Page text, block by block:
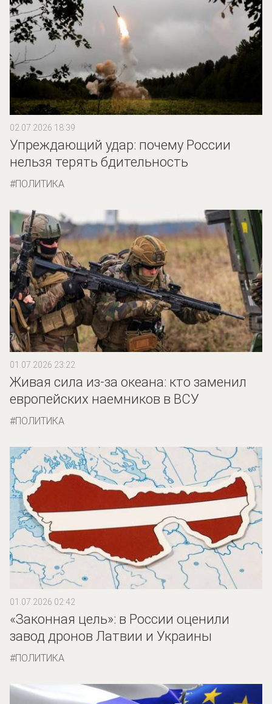
02.07.2026 18:39
Упреждающий удар: почему России
нельзя терять бдительность
ПОЛИТИКА
01.07.2026 23:22
Живая сила из-за океана: кто заменил
европейских наемников в ВСУ
ПОЛИТИКА
01.07.2026 02:42
«Законная цель»: в России оценили
завод дронов Латвии и Украины
ПОЛИТИКА